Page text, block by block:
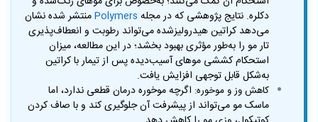
دکلره. نتایج پژوهشی که در مجله Polymersمنتشر شده نشان
می‌دهد کراتین هیدرولیزشده می‌تواند رطوبت و انعطاف‌پذیری
تار مو را به‌طور مؤثری بهبود بخشد؛ در این مطالعه، میزان
استحکام کششی موهای آسیب‌دیده پس از تیمار با کراتین
به‌شکل قابل توجهی افزایش یافت.
کاهش وز و موخوره: اگرچه موخوره درمان قطعی ندارد، اما
ماسک مو می‌تواند از پیشرفت آن جلوگیری کند و با صاف کردن